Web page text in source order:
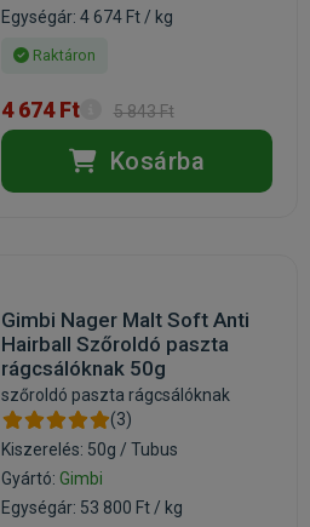
Egységár: 4 674 Ft / kg
Raktáron
4 674 Ft 5 843 Ft
Kosárba
Gimbi Nager Malt Soft Anti
Hairball Szőroldó paszta
rágcsálóknak 50g
szőroldó paszta rágcsálóknak
(3)
Kiszerelés: 50g / Tubus
Gyártó: Gimbi
Egységár: 53 800 Ft / kg